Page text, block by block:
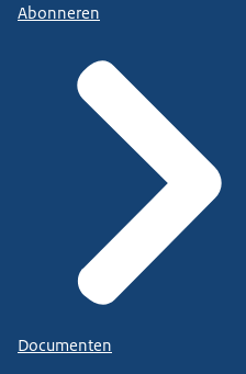
Abonneren
Documenten